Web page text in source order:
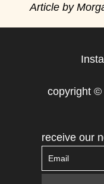
Article by
copyright ©
receive our